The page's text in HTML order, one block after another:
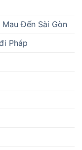
Mau Đến Sài Gòn
Pháp